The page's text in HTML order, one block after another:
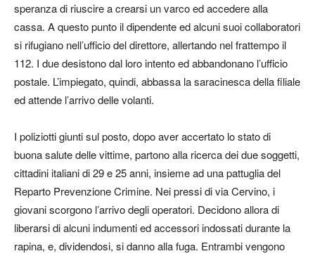
speranza di riuscire a crearsi un varco ed accedere alla
cassa. A questo punto il dipendente ed alcuni suoi collaboratori
si rifugiano nell’ufficio del direttore, allertando nel frattempo il
112. I due desistono dal loro intento ed abbandonano l’ufficio
postale. L’impiegato, quindi, abbassa la saracinesca della filiale
ed attende l’arrivo delle volanti.
I poliziotti giunti sul posto, dopo aver accertato lo stato di
buona salute delle vittime, partono alla ricerca dei due soggetti,
cittadini italiani di 29 e 25 anni, insieme ad una pattuglia del
Reparto Prevenzione Crimine. Nei pressi di via Cervino, i
giovani scorgono l’arrivo degli operatori. Decidono allora di
liberarsi di alcuni indumenti ed accessori indossati durante la
rapina, e, dividendosi, si danno alla fuga. Entrambi vengono